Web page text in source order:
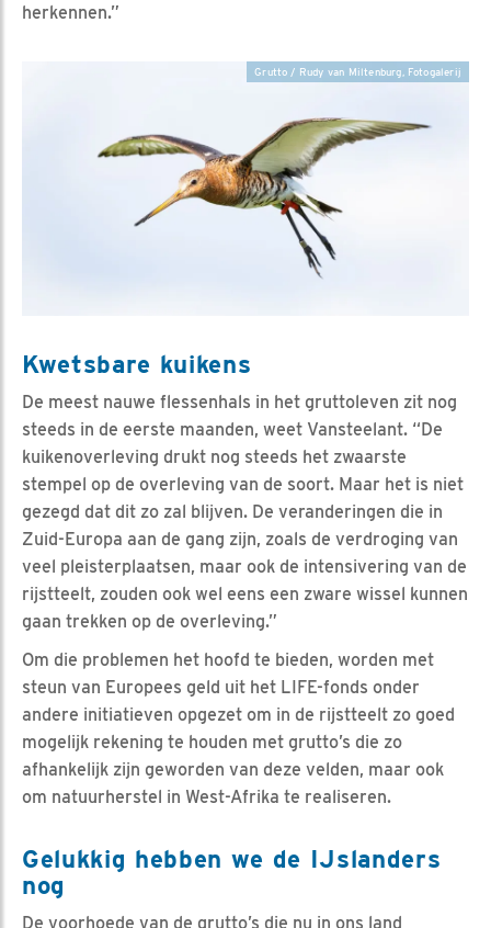
herkennen.”
Grutto / Rudy van Miltenburg, Fotogalerij
Kwetsbare kuikens
De meest nauwe flessenhals in het gruttoleven zit nog
steeds in de eerste maanden, weet Vansteelant. “De
kuikenoverleving drukt nog steeds het zwaarste
stempel op de overleving van de soort. Maar het is niet
gezegd dat dit zo zal blijven. De veranderingen die in
Zuid-Europa aan de gang zijn, zoals de verdroging van
veel pleisterplaatsen, maar ook de intensivering van de
rijstteelt, zouden ook wel eens een zware wissel kunnen
gaan trekken op de overleving.”
Om die problemen het hoofd te bieden, worden met
steun van Europees geld uit het LIFE-fonds onder
andere initiatieven opgezet om in de rijstteelt zo goed
mogelijk rekening te houden met grutto’s die zo
afhankelijk zijn geworden van deze velden, maar ook
om natuurherstel in West-Afrika te realiseren.
Gelukkig hebben we de IJslanders
nog
De voorhoede van de grutto’s die nu in ons land